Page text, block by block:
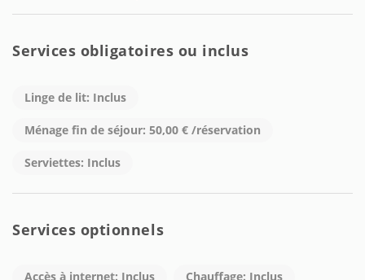
Services obligatoires ou inclus
Linge de lit: Inclus
Ménage fin de séjour: 50,00 € /réservation
Serviettes: Inclus
Services optionnels
Accès à internet: Inclus Chauffage: Inclus